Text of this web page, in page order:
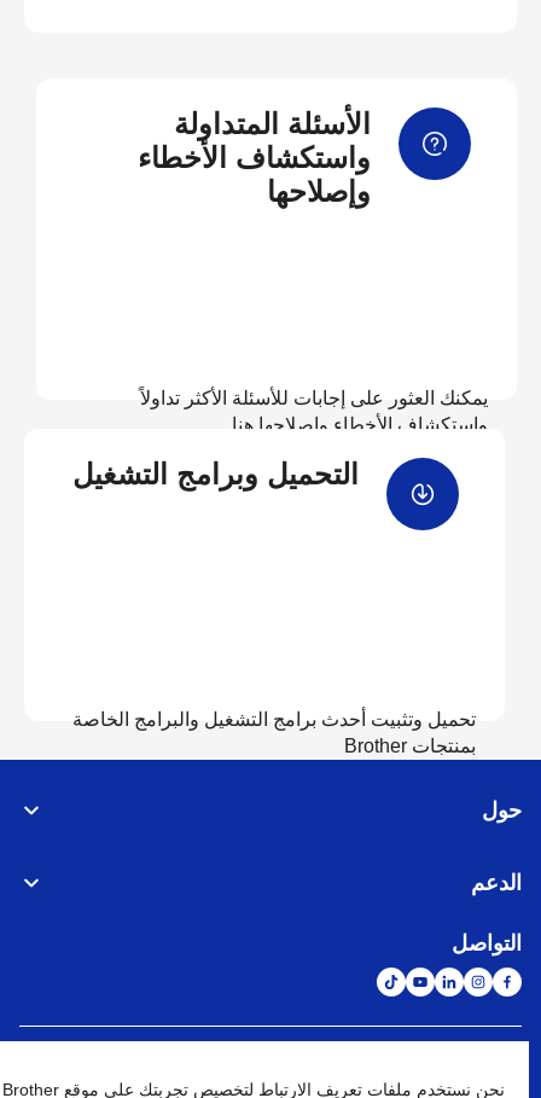
الأسئلة المتداولة
واستكشاف الأخطاء
وإصلاحها
يمكنك العثور على إجابات للأسئلة الأكثر تداولاً
واستكشاف الأخطاء وإصلاحها هنا
عرض الأسئلة المتداولة
التحميل وبرامج التشغيل
تحميل وتثبيت أحدث برامج التشغيل والبرامج الخاصة
بمنتجات Brother
حول
الدعم
التواصل
نحن نستخدم ملفات تعريف الارتباط لتخصيص تجربتك على موقع Brother